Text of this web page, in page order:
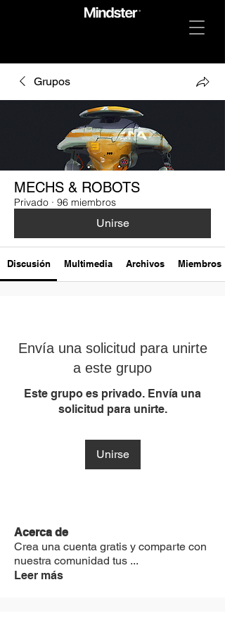
Grupos
MECHS & ROBOTS
Privado · 96 miembros
Unirse
Discusión Multimedia Archivos Miembros
Envía una solicitud para unirte
a este grupo
Este grupo es privado. Envía una
solicitud para unirte.
Unirse
Acerca de
Crea una cuenta gratis y comparte con
nuestra comunidad tus ...
Leer más